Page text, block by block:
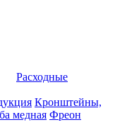
Расходные
Кронштейны,
медная Фреон